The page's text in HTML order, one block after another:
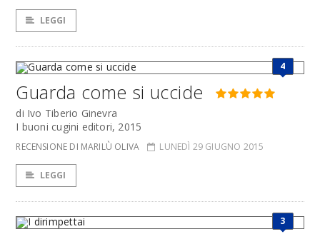
LEGGI
4
Guarda come si uccide
di Ivo Tiberio Ginevra
I buoni cugini editori, 2015
RECENSIONE DI MARILÙ OLIVA LUNEDÌ 29 GIUGNO 2015
LEGGI
3